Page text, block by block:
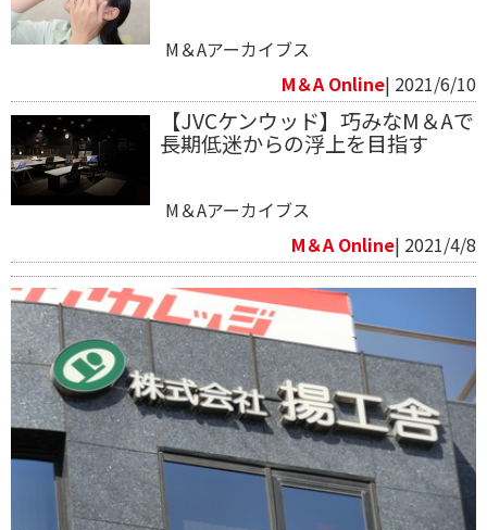
M＆Aアーカイブス
M＆A Online| 2021/6/10
【JVCケンウッド】巧みなM＆Aで
長期低迷からの浮上を目指す
M＆Aアーカイブス
M＆A Online| 2021/4/8